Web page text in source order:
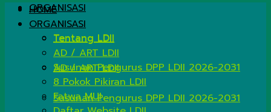
ORGANISASI
Tentang LDII
AD / ART LDII
Susunan Pengurus DPP LDII 2026-2031
HOME
ORGANISASI
Tentang LDII
AD / ART LDII
Susunan Pengurus DPP LDII 2026-2031
8 Pokok Pikiran LDII
Fatwa MUI